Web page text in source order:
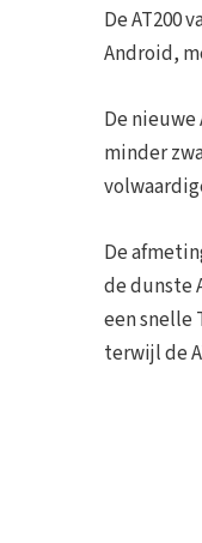
De AT200
Android,
De
minder
De
de dunste
een snelle
terwijl de